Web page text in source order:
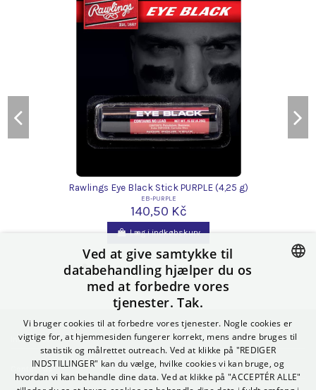
Rawlings Eye Black Stick PURPLE (4,25 g)
EB-PURPLE
140,50 Kč
Læg i indkøbskurv
Informace
Contact us
POLISH
GERMAN
SPANISH
Ved at give samtykke til
databehandling hjælper du os
med at forbedre vores
tjenester. Tak.
Vi bruger cookies til at forbedre vores tjenester. Nogle cookies er
vigtige for, at hjemmesiden fungerer korrekt, mens andre bruges til
statistik og målrettet outreach. Ved at klikke på "REDIGER
INDSTILLINGER" kan du vælge, hvilke cookies vi kan bruge, og
hvordan vi kan behandle dine data. Ved at klikke på "ACCEPTÉR ALLE"